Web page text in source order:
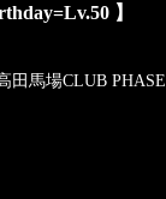
】
田馬場CLUB PHASE